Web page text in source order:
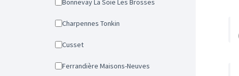
Bonnevay La Soie Les Brosses
Charpennes Tonkin
Cusset
Ferrandière Maisons-Neuves